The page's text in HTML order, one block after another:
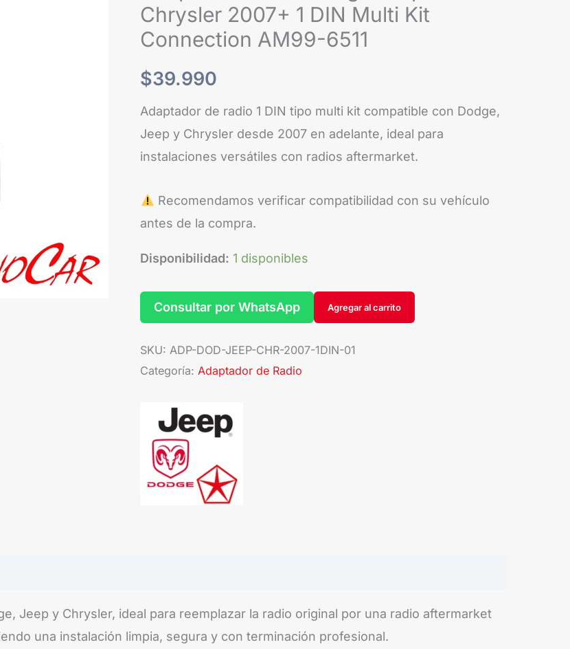
Chrysler 2007+ 1 DIN Multi Kit
Connection AM99-6511
$39.990
Adaptador de radio 1 DIN tipo multi kit compatible con Dodge,
Jeep y Chrysler desde 2007 en adelante, ideal para
instalaciones versátiles con radios aftermarket.
Recomendamos verificar compatibilidad con su vehículo
antes de la compra.
Disponibilidad: 1 disponibles
2007+
1
DIN
Multi
Kit
Connection
AM99-
cantidad
Agregar al carrito
Consultar por WhatsApp
SKU:ADP-DOD-JEEP-CHR-2007-1DIN-01
Categoría:Adaptador de Radio
Jeep y Chrysler, ideal para reemplazar la radio original por una radio aftermarket
una instalación limpia, segura y con terminación profesional.